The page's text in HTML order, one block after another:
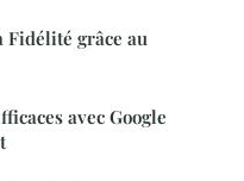
Fidélité grâce au
avec Google